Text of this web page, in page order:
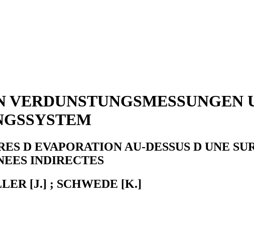
D EVAPORATION AU-DESSUS D UNE
INDIRECTES
[J.] ; SCHWEDE [K.]